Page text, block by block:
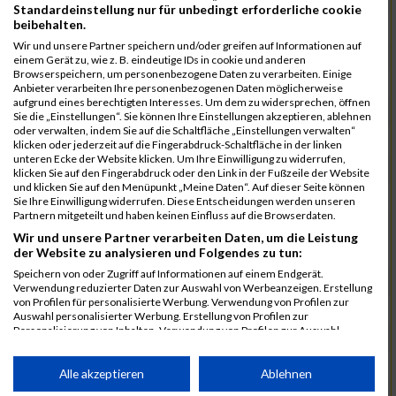
288
Engel
452
Wahl
00:31:14.2
374
Maurer
00:31:16.9
325
Jank 00:31:27.5
02:38:23
463
Wenzel
00:31:28.4
432
Schwarz
00:31:33.6
271
Brücker
00:31:49.5
Weiss
252
Bast 00:32:08.7
340
Korsa
00:32:14.1
275
Conde
00:32:26.2
Schramm
00:33:14.3
Standardeinstellung nur für unbedingt erforderliche cookie
beibehalten.
Wir und unsere Partner speichern und/oder greifen auf Informationen auf
einem Gerät zu, wie z. B. eindeutige IDs in cookie und anderen
Browserspeichern, um personenbezogene Daten zu verarbeiten. Einige
Anbieter verarbeiten Ihre personenbezogenen Daten möglicherweise
aufgrund eines berechtigten Interesses. Um dem zu widersprechen, öffnen
Sie die „Einstellungen“. Sie können Ihre Einstellungen akzeptieren, ablehnen
oder verwalten, indem Sie auf die Schaltfläche „Einstellungen verwalten“
klicken oder jederzeit auf die Fingerabdruck-Schaltfläche in der linken
unteren Ecke der Website klicken. Um Ihre Einwilligung zu widerrufen,
klicken Sie auf den Fingerabdruck oder den Link in der Fußzeile der Website
und klicken Sie auf den Menüpunkt „Meine Daten“. Auf dieser Seite können
Sie Ihre Einwilligung widerrufen. Diese Entscheidungen werden unseren
Partnern mitgeteilt und haben keinen Einfluss auf die Browserdaten.
Wir und unsere Partner verarbeiten Daten, um die Leistung
der Website zu analysieren und Folgendes zu tun:
Speichern von oder Zugriff auf Informationen auf einem Endgerät.
Verwendung reduzierter Daten zur Auswahl von Werbeanzeigen. Erstellung
von Profilen für personalisierte Werbung. Verwendung von Profilen zur
Auswahl personalisierter Werbung. Erstellung von Profilen zur
Personalisierung von Inhalten. Verwendung von Profilen zur Auswahl
Performance von Inhalten. Analyse von Zielgruppen durch Statistiken oder
Kombinationen von Daten aus verschiedenen Quellen. Entwicklung und
Alle akzeptieren Ablehnen